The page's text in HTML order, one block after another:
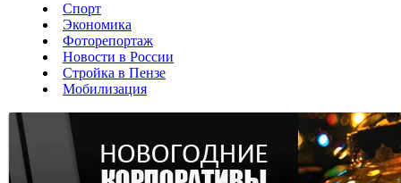
Спорт
Экономика
Фоторепортаж
Новости в России
Стройка в Пензе
Мобилизация